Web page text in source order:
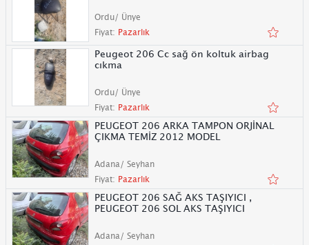
Ordu/ Ünye
Fiyat: Pazarlık
Peugeot 206 Cc sağ ön koltuk airbag
cıkma
Ordu/ Ünye
Fiyat: Pazarlık
PEUGEOT 206 ARKA TAMPON ORJİNAL
ÇIKMA TEMİZ 2012 MODEL
Adana/ Seyhan
Fiyat: Pazarlık
PEUGEOT 206 SAĞ AKS TAŞIYICI ,
PEUGEOT 206 SOL AKS TAŞIYICI
Adana/ Seyhan